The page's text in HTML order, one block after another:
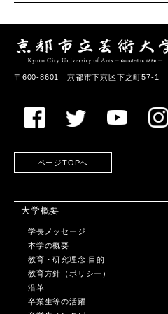
〒600-8601 京都市下京区下之町57-1
ページTOPへ
大学概要
学長メッセージ
本学の概要
教育・研究理念,目的
教育方針（ポリシー）
沿革
卒業生等の活躍